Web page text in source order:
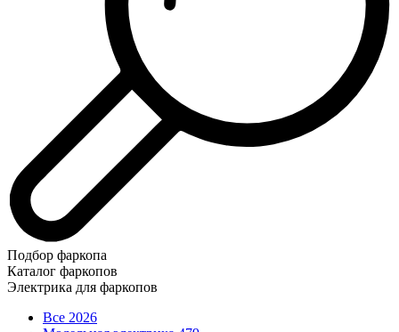
Подбор фаркопа
Каталог фаркопов
Электрика для фаркопов
Все 2026